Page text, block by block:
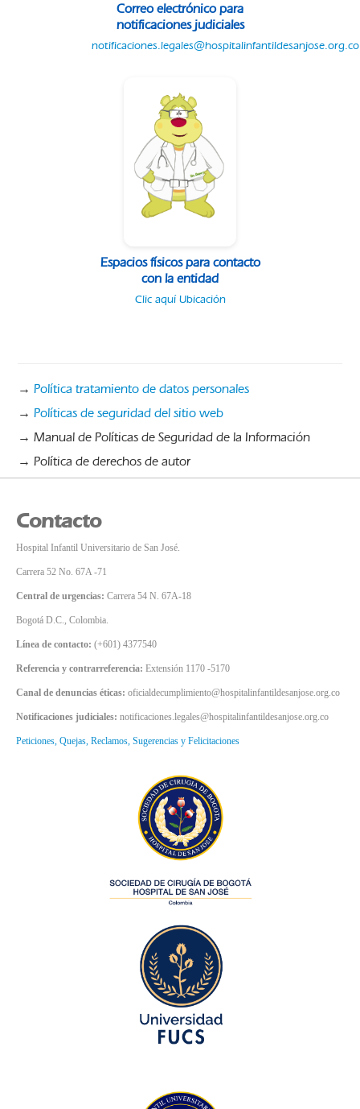
Correo electrónico para
notificaciones judiciales
notificaciones.legales@hospitalinfantildesanjose.org.co
Espacios físicos para contacto
con la entidad
Clic aquí Ubicación
→Política tratamiento de datos personales
→Políticas de seguridad del sitio web
→ Manual de Políticas de Seguridad de la Información
→ Política de derechos de autor
Contacto
Hospital Infantil Universitario de San José.
Carrera 52 No. 67A -71
Central de urgencias: Carrera 54 N. 67A-18
Bogotá D.C., Colombia.
Línea de contacto: (+601) 4377540
Referencia y contrarreferencia: Extensión 1170 -5170
Canal de denuncias éticas: oficialdecumplimiento@hospitalinfantildesanjose.org.co
Notificaciones judiciales: notificaciones.legales@hospitalinfantildesanjose.org.co
Peticiones, Quejas, Reclamos, Sugerencias y Felicitaciones